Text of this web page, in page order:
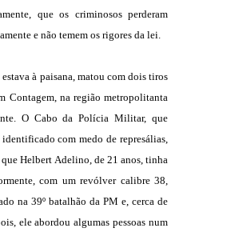
que os criminosos perderam
e não temem os rigores da lei.
à paisana, matou com dois tiros
Contagem, na região metropolitanta
O Cabo da Polícia Militar, que
com medo de represálias,
Helbert Adelino, de 21 anos, tinha
com um revólver calibre 38,
na 39º batalhão da PM e, cerca de
ele abordou algumas pessoas num